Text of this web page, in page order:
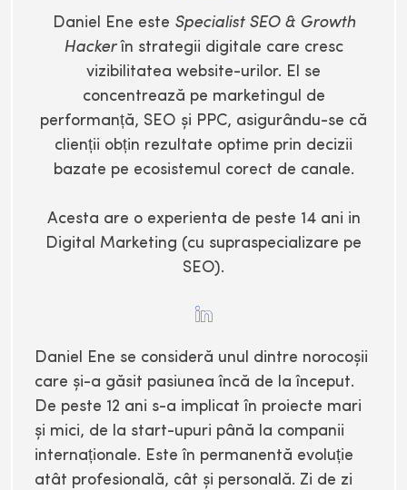
Daniel Ene este Specialist SEO & Growth
Hackerîn strategii digitale care cresc
vizibilitatea website-urilor. El se
concentrează pe marketingul de
performanță, SEO și PPC, asigurându-se că
clienții obțin rezultate optime prin decizii
bazate pe ecosistemul corect de canale.
Acesta are o experienta de peste 14 ani in
Digital Marketing (cu supraspecializare pe
SEO).
Daniel Ene se consideră unul dintre norocoșii
care și-a găsit pasiunea încă de la început.
De peste 12 ani s-a implicat în proiecte mari
și mici, de la start-upuri până la companii
internaționale. Este în permanentă evoluție
atât profesională, cât și personală. Zi de zi